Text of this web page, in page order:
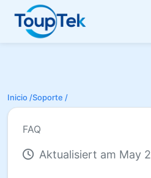
Inicio /Soporte /
FAQ
Aktualisiert am May